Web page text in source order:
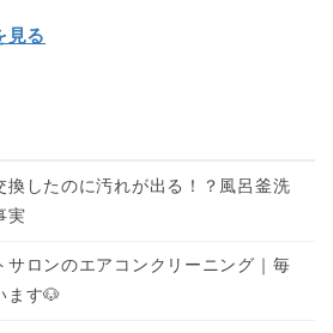
見る
換したのに汚れが出る！？風呂釜洗
実
サロンのエアコンクリーニング｜毎
ます🐶